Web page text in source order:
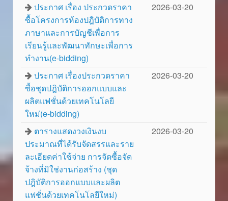
ประกาศ เรื่อง ประกวดราคา
ซื้อโครงการห้องปฎิบัติการทาง
ภาษาและการบัญชีเพื่อการ
เรียนรู้และพัฒนาทักษะเพื่อการ
ทำงาน(e-bidding)
2026-03-20
ประกาศ เรื่องประกวดราคา
ซื้อชุดปฎิบัติการออกแบบและ
ผลิตแฟชั่นด้วยเทคโนโลยี
ใหม่(e-bidding)
2026-03-20
ตารางแสดงวงเงินงบ
ประมาณที่ได้รับจัดสรรและราย
ละเอียดค่าใช้จ่าย การจัดซื้อจัด
จ้างที่มิใช่งานก่อสร้าง (ชุด
ปฎิบัติการออกแบบและผลิต
แฟชั่นด้วยเทคโนโลยีใหม่)
2026-03-20